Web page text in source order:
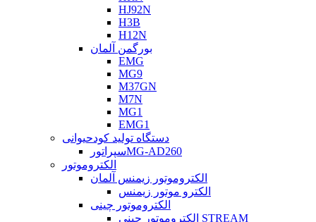
HJ92N
H3B
H12N
بورگمن آلمان
EMG
MG9
M37GN
M7N
MG1
EMG1
دستگاه تولید کودحیوانی
سپراتورMG-AD260
الکتروموتور
الکتروموتور زیمنس آلمان
الکترو موتور زیمنس
الکتروموتور چینی
الکتروموتور چینی STREAM